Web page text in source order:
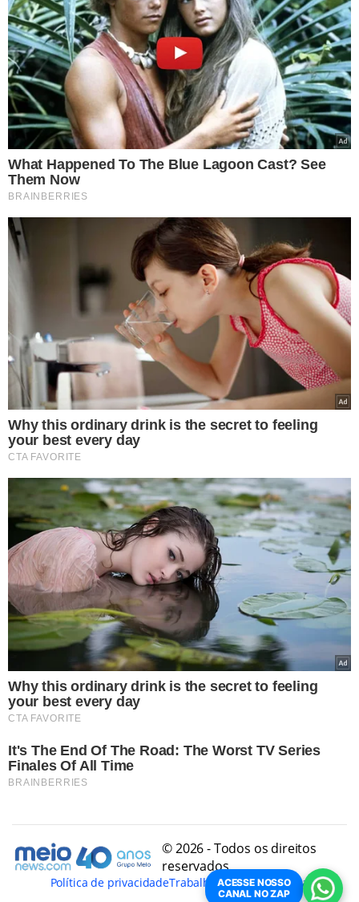
© 2026 - Todos os direitos
reservados
Política de privacidadeTrabalhe ConoscoConheça
ACESSE NOSSO
CANAL NO ZAP